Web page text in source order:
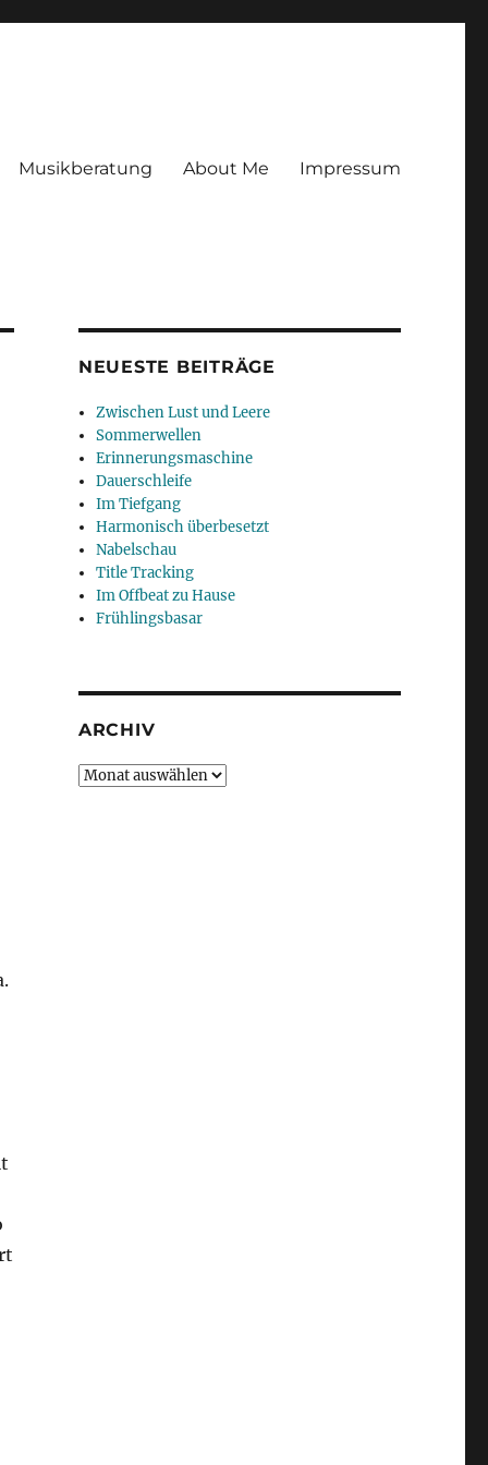
Musikberatung About Me Impressum
NEUESTE BEITRÄGE
Zwischen Lust und Leere
Sommerwellen
Erinnerungsmaschine
Dauerschleife
Im Tiefgang
Harmonisch überbesetzt
Nabelschau
Title Tracking
Im Offbeat zu Hause
Frühlingsbasar
ARCHIV
Archiv